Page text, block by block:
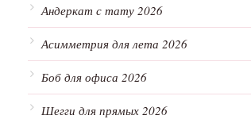
Андеркат с тату 2026
Асимметрия для лета 2026
Боб для офиса 2026
Шегги для прямых 2026